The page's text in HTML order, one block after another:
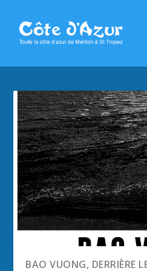
BAO VUONG, DERRIÈRE